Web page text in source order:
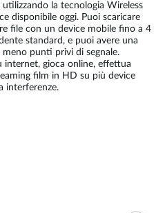
la tecnologia Wireless
disponibile oggi. Puoi scaricare
file con un device mobile fino a 4
standard, e puoi avere una
punti privi di segnale.
internet, gioca online, effettua
film in HD su più device
interferenze.